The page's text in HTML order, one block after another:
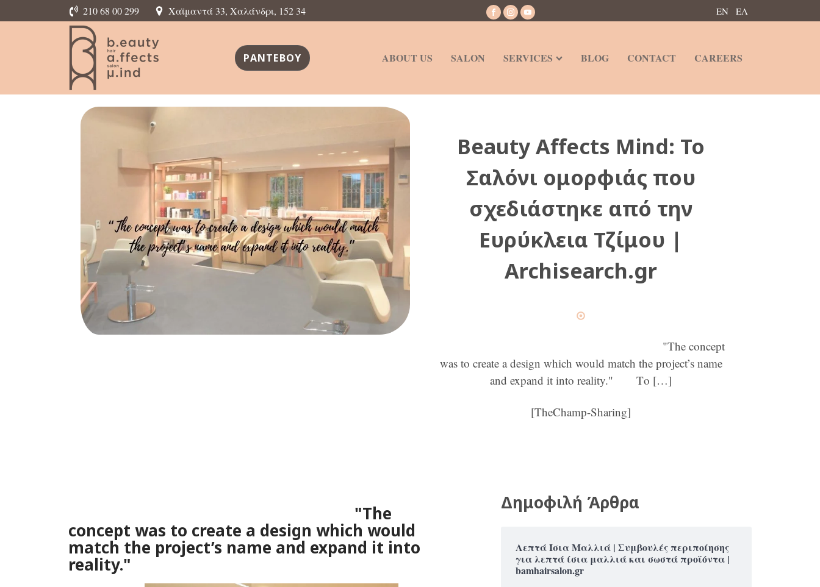
210 68 00 299 Χαϊμαντά 33, Χαλάνδρι, 152 34 ΕΝ ΕΛ
ΡΑΝΤΕΒΟΥ ABOUT US SALON SERVICES BLOG CONTACT CAREERS
Beauty Affects Mind: Το
Σαλόνι ομορφιάς που
σχεδιάστηκε από την
Ευρύκλεια Τζίμου |
Archisearch.gr
"The concept
was to create a design which would match the project’s name
and expand it into reality." Το […]
[TheChamp-Sharing]
"The
concept was to create a design which would
match the project’s name and expand it into
reality."
Δημοφιλή Άρθρα
Λεπτά Ίσια Μαλλιά | Συμβουλές περιποίησης
για λεπτά ίσια μαλλιά και σωστά προϊόντα |
bamhairsalon.gr